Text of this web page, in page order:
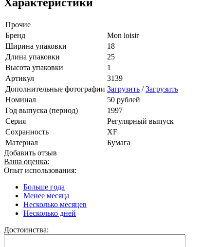
Прочие
Бренд
Mon loisir
Ширина упаковки
18
Длина упаковки
25
Высота упаковки
1
Артикул
3139
Дополнительные фотографии Загрузить /Загрузить
Номинал
50 рублей
Год выпуска (период)
1997
Серия
Регулярный выпуск
Сохранность
XF
Материал
Бумага
Добавить отзыв
Ваша оценка:
Опыт использования:
Больше года
Менее месяца
Несколько месяцев
Несколько дней
Достоинства: